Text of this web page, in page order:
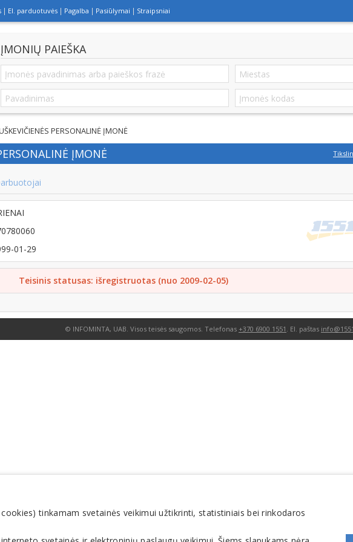
El. parduotuvės Pagalba Pasiūlymai Straipsniai
ĮMONIŲ PAIEŠKA
PERSONALINĖ ĮMONĖ
ĮMONĖ
01-29
Teisinis statusas: išregistruotas (nuo 2009-02-05)
© INFOMINTA, UAB. Visos teisės saugomos. Telefonas +370 6900 1551 . El. paštas
tinkamam svetainės veikimui užtikrinti, statistiniais bei rinkodaros